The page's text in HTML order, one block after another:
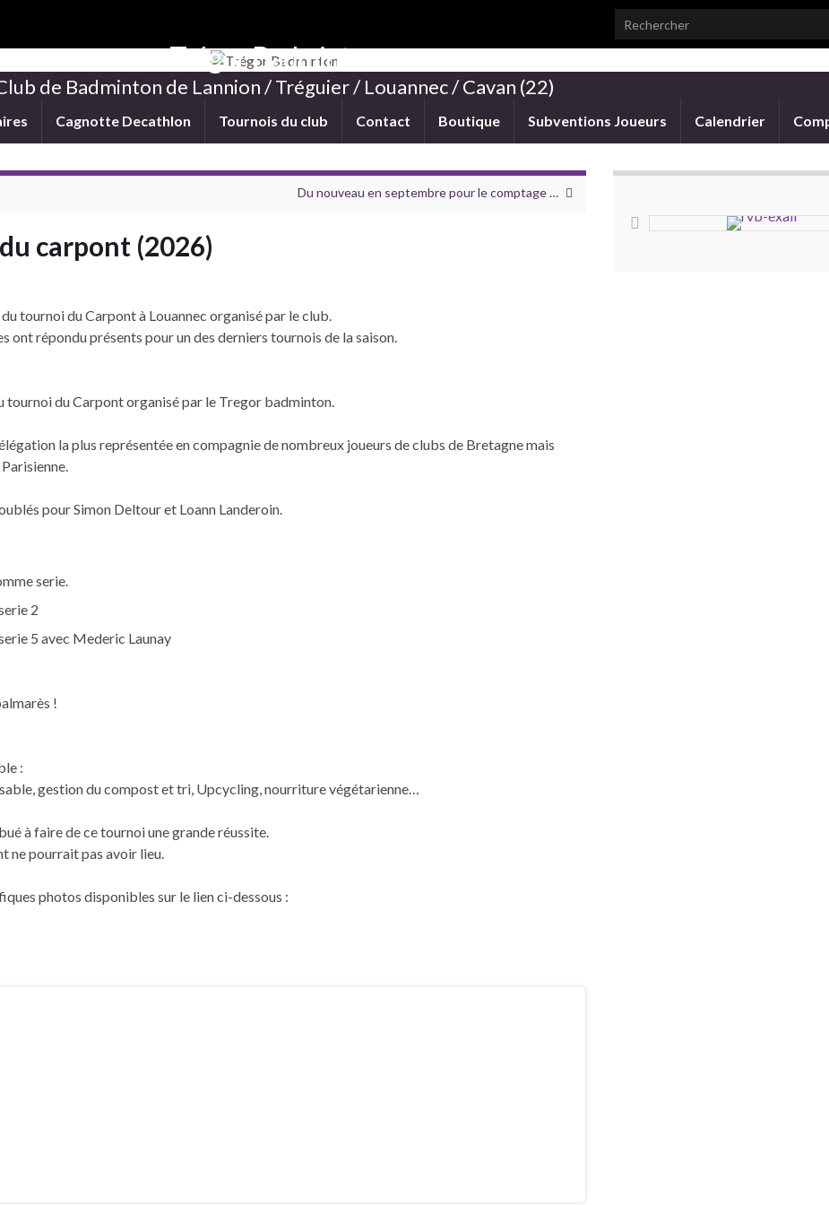
Search for:
Trégor Badminton
de Badminton de Lannion / Tréguier / Louannec / Cavan (22)
Cagnotte Decathlon Tournois du club Contact Boutique Subventions Joueurs Calendrier
Du nouveau en septembre pour le comptage …
carpont (2026)
tournoi du Carpont à Louannec organisé par le club.
répondu présents pour un des derniers tournois de la saison.
tournoi du Carpont organisé par le Tregor badminton.
la plus représentée en compagnie de nombreux joueurs de clubs de Bretagne mais
pour Simon Deltour et Loann Landeroin.
serie.
2
5 avec Mederic Launay
!
:
gestion du compost et tri, Upcycling, nourriture végétarienne…
à faire de ce tournoi une grande réussite.
ne pourrait pas avoir lieu.
photos disponibles sur le lien ci-dessous :